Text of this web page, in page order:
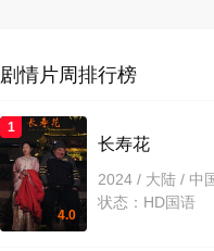
剧情片周排行榜
1
4.0
长寿花
2024 / 大陆 / 中
状态：HD国语